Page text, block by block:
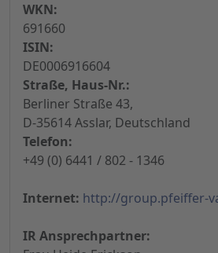
WKN:
691660
ISIN:
DE0006916604
Straße, Haus-Nr.:
Berliner Straße 43,
D-35614 Asslar, Deutschland
Telefon:
+49 (0) 6441 / 802 - 1346
Internet: http://group.pfeiffer-
IR Ansprechpartner: